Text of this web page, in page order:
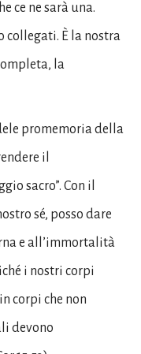
ce ne sarà una.
collegati. È la nostra
la
promemoria della
il
sacro”. Con il
sé, posso dare
e all’immortalità
i nostri corpi
corpi che non
devono